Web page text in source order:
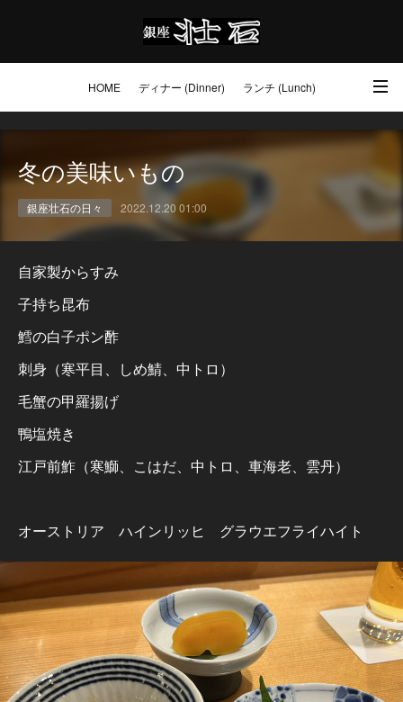
HOME ディナー (Dinner) ランチ (Lunch)
アクセス・ご予約 (Access / Reservations) ワイン (Wine) お土産 (Go to)
壮石の心 (Our Philosophy)
冬の美味いもの
銀座壮石の日々 2022.12.20 01:00
自家製からすみ
子持ち昆布
鱈の白子ポン酢
刺身（寒平目、しめ鯖、中トロ）
毛蟹の甲羅揚げ
鴨塩焼き
江戸前鮓（寒鰤、こはだ、中トロ、車海老、雲丹）
オーストリア ハインリッヒ グラウエフライハイト